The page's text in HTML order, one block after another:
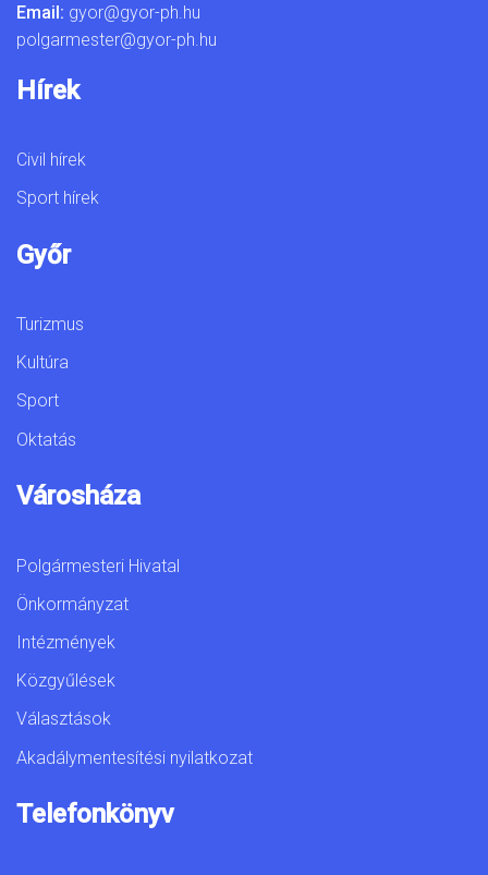
Email: gyor@gyor-ph.hu
polgarmester@gyor-ph.hu
Hírek
Civil hírek
Sport hírek
Győr
Turizmus
Kultúra
Sport
Oktatás
Városháza
Polgármesteri Hivatal
Önkormányzat
Intézmények
Közgyűlések
Választások
Akadálymentesítési nyilatkozat
Telefonkönyv